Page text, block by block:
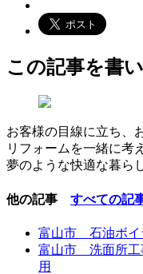
この記事を書
お客様の目線に立ち、
リフォームを一緒に考
夢のような快適な暮ら
他の記事 すべての記
富山市 石油ボ
富山市 洗面所
用